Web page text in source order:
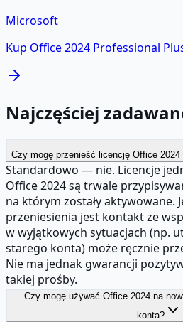
Microsoft
Kup Office 2024 Professional
Najczęściej
Czy mogę przenieść licencję Office
Standardowo — nie. Licencje
Office 2024 są trwale
na którym zostały aktywowane.
przeniesienia jest kontakt ze
w wyjątkowych sytuacjach (np.
starego konta) może ręcznie
Nie ma jednak gwarancji
takiej prośby.
Czy mogę używać Office 2024 na
konta?